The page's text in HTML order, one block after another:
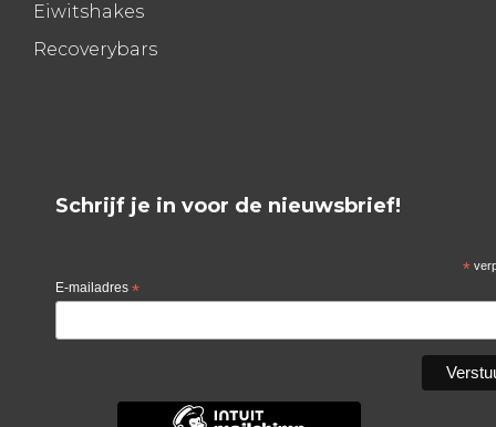
Eiwitshakes
Recoverybars
Schrijf je in voor de nieuwsbrief!
*
E-mailadres *